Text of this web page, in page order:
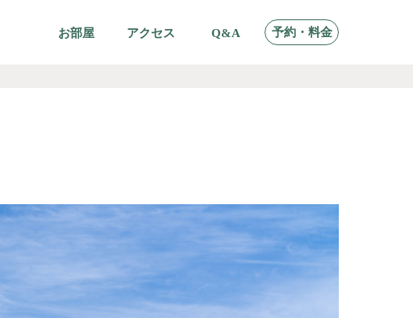
お部屋 アクセス Q&A 予約・料金